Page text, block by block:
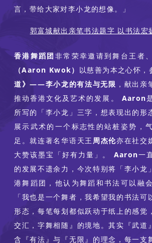
言，带给大家对李小龙的想像。」
郭富城献出亲笔书法题字 以书法宏
香港舞蹈团 非常荣幸邀请到舞台王者
（Aaron Kwok） 以慈善为本之心怀，
道》——李小龙的有法与无限 ，献出亲
推动香港文化及艺术的发展。 Aaron
所写的「李小龙」三字，想表现出的形
展示武术的一个标志性的站桩姿势，
足。就连著名华语天王 周杰伦亦在社交
大赞该墨宝「好有力量」。 Aaron一
的发展不遗余力，今次特别将「李小龙
港舞蹈团，他认为舞蹈和书法可以融
「我也是一个舞者，我希望我的书法可
形态，每笔每划都似跃动于纸上的感觉
交汇，字舞相随』的境地。其实『武道
含『有法』与『无限』的理念，每一支